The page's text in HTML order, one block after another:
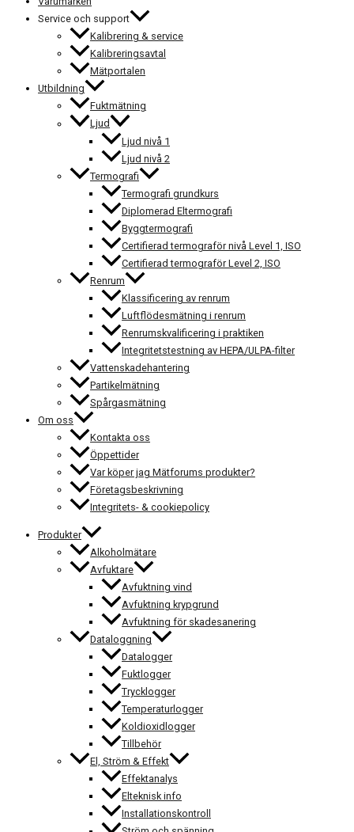
Service och support
Kalibrering & service
Kalibreringsavtal
Mätportalen
Utbildning
Fuktmätning
Ljud
Ljud nivå 1
Ljud nivå 2
Termografi
Termografi grundkurs
Diplomerad Eltermografi
Byggtermografi
Certifierad termograför nivå Level 1, ISO
Certifierad termograför Level 2, ISO
Renrum
Klassificering av renrum
Luftflödesmätning i renrum
Renrumskvalificering i praktiken
Integritetstestning av HEPA/ULPA-filter
Vattenskadehantering
Partikelmätning
Spårgasmätning
Om oss
Kontakta oss
Öppettider
Var köper jag Mätforums produkter?
Företagsbeskrivning
Integritets- & cookiepolicy
Produkter
Alkoholmätare
Avfuktare
Avfuktning vind
Avfuktning krypgrund
Avfuktning för skadesanering
Dataloggning
Datalogger
Fuktlogger
Trycklogger
Temperaturlogger
Koldioxidlogger
Tillbehör
El, Ström & Effekt
Effektanalys
Elteknisk info
Installationskontroll